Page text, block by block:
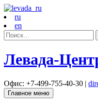
ru
en
Найти:
Левада-
Офис: +7-499-755-40-30 |
Главное меню